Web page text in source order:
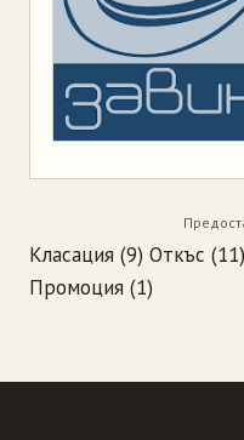
Класация (9) Откъс (11)
Промоция (1)